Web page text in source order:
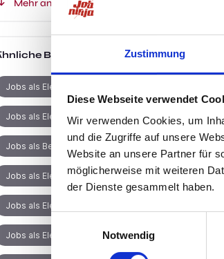
Zustimmung
Diese Webseite verwendet
Wir verwenden Cookies, um
und die Zugriffe auf unsere
Website an unsere Partner für
möglicherweise mit weiteren
der Dienste gesammelt haben.
Einwilligungsauswahl
Notwendig
Mehr anzeigen
Berufe in Hückeswagen
Jobs als Elektroniker
Jobs als Elektriker
Jobs als Betriebselektriker
Jobs als Elektrotechniker
Jobs als Elektroinstallateur
Jobs als Elektromeister